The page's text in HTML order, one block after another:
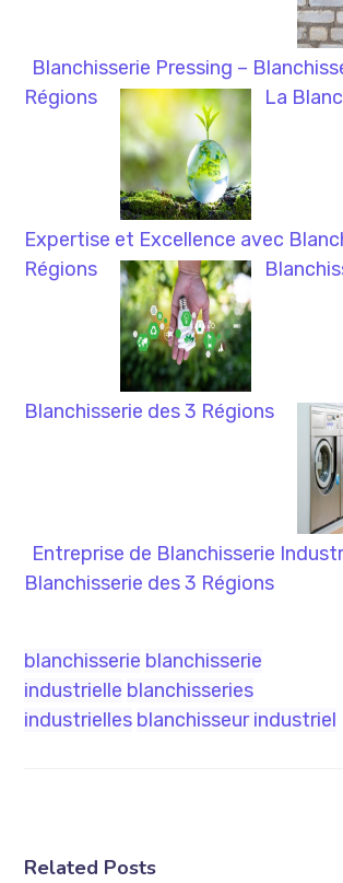
Blanchisserie Pressing –
Régions
La
Expertise et Excellence avec
Régions
Blanchisserie des 3 Régions
Entreprise de Blanchisserie
Blanchisserie des 3 Régions
blanchisserie blanchisserie
industrielle blanchisseries
industrielles blanchisseur industriel
Related Posts